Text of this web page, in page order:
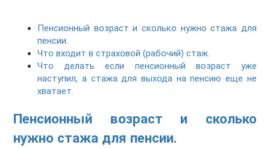
Пенсионный возраст и сколько нужно стажа для
пенсии.
Что входит в страховой (рабочий) стаж.
Что делать если пенсионный возраст уже
наступил, а стажа для выхода на пенсию еще не
хватает.
Пенсионный возраст и сколько
нужно стажа для пенсии.